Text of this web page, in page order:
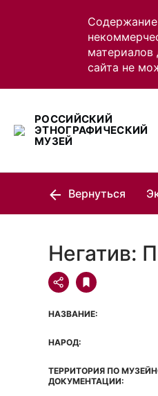
Содержание
материалов
сайта не
РОССИЙСКИЙ
ЭТНОГРАФИЧЕСКИЙ
МУЗЕЙ
Вернуться
Негатив:
НАЗВАНИЕ:
НАРОД:
ТЕРРИТОРИЯ ПО
ДОКУМЕНТАЦИИ: